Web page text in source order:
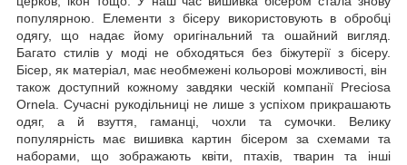
популярною. Елементи з бісеру використовують в обробці
одягу, що надає йому оригінальний та ошайний вигляд.
Багато стилів у моді не обходяться без біжутерії з бісеру.
Бісер, як матеріал, має необмежені кольорові можливості, він
також доступний кожному завдяки ческій компанії Preciosa
Ornela. Сучасні рукодільниці не лише з успіхом прикрашають
одяг, а й взуття, гаманці, чохли та сумочки. Велику
популярність має вишивка картин бісером за схемами та
наборами, що зображають квіти, птахів, тварин та інші